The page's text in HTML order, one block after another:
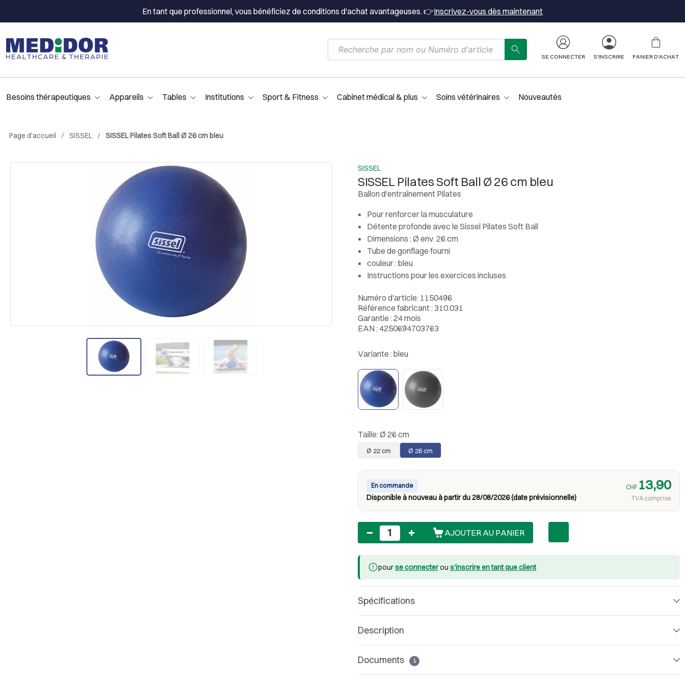
En tant que professionnel, vous bénéficiez de conditions d'achat avantageuses. 👉Inscrivez-vous dès maintenant
SE CONNECTER S'INSCRIRE PANIER D'ACHAT
Besoins thérapeutiques Appareils Tables Institutions Sport & Fitness Cabinet médical & plus Soins vétérinaires Nouveautés
Page d'accueil SISSEL SISSEL Pilates Soft Ball Ø 26 cm bleu
SISSEL
SISSEL Pilates Soft Ball Ø 26 cm bleu
Ballon d'entraînement Pilates
Pour renforcer la musculature
Détente profonde avec le Sissel Pilates Soft Ball
Dimensions : Ø env. 26 cm
Tube de gonflage fourni
couleur : bleu
Instructions pour les exercices incluses
Numéro d'article: 1150496
Référence fabricant : 310.031
Garantie : 24 mois
EAN : 4250694703763
Variante : bleu
Taille: Ø 26 cm
Ø 22 cm Ø 26 cm
En commande
Disponible à nouveau à partir du 28/08/2026 (date prévisionnelle)
CHF 13,90
TVA comprise
Nombre
AJOUTER AU PANIER
pourse connecterou s'inscrire en tant que client
Spécifications
Description
Documents 1